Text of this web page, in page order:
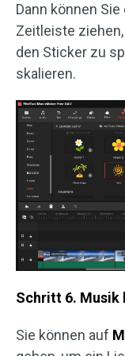
Dann können
Zeitleiste
den Sticker zu
skalieren.
Schritt 6. Musik
Sie können auf